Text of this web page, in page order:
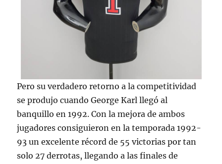
Pero su verdadero retorno a la competitividad
se produjo cuando George Karl llegó al
banquillo en 1992. Con la mejora de ambos
jugadores consiguieron en la temporada 1992-
93 un excelente récord de 55 victorias por tan
solo 27 derrotas, llegando a las finales de